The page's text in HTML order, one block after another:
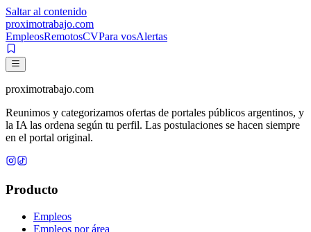
Saltar al contenido
proximotrabajo.com
EmpleosRemotosCVPara vosAlertas
proximotrabajo.com
Reunimos y categorizamos ofertas de portales públicos argentinos, y
la IA las ordena según tu perfil. Las postulaciones se hacen siempre
en el portal original.
Producto
Empleos
Empleos por área